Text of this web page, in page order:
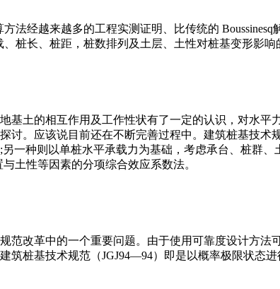
法经越来越多的工程实测证明、比传统的
桩长、桩距，桩数排列及土层、土性对桩基变形影
基土的相互作用及工作性状有了一定的认识，对水
讨。应该说目前还在不断完善过程中。建筑桩基技
一种则以单桩水平承载力为基础，考虑承台、桩群
土性等因素的分项综合效应系数法。
范改革中的一个重要问题。由于使用可靠度设计方
筑桩基技术规范（JGJ94—94）即是以概率极限状态